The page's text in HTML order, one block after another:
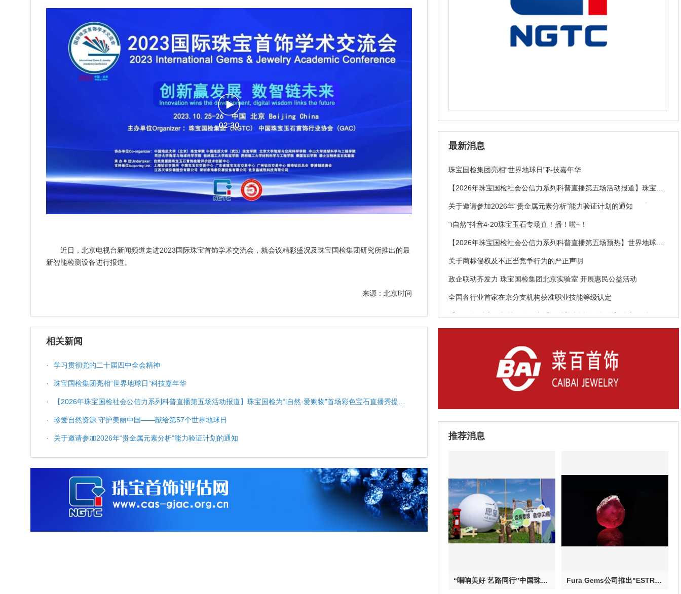
近日，北京电视台新闻频道走进2023国际珠宝首饰学术交流会，就会议精彩盛况及珠宝国检集团研究所推出的最
新智能检测设备进行报道。
来源：北京时间
相关新闻
· 学习贯彻党的二十届四中全会精神
· 珠宝国检集团亮相“世界地球日”科技嘉年华
· 【2026年珠宝国检社会公信力系列科普直播第五场活动报道】珠宝国检为“i自然·爱购物”首场彩色宝石直播秀提供
科普服务与质量保障
· 珍爱自然资源 守护美丽中国——献给第57个世界地球日
· 关于邀请参加2026年“贵金属元素分析”能力验证计划的通知
最新消息
珠宝国检集团亮相“世界地球日”科技嘉年华
【2026年珠宝国检社会公信力系列科普直播第五场活动报道】珠宝国
检为“i自然·爱购物”首场彩色宝石直播秀提供科普服务与质量保障
关于邀请参加2026年“贵金属元素分析”能力验证计划的通知
“i自然”抖音4·20珠宝玉石专场直！播！啦~！
【2026年珠宝国检社会公信力系列科普直播第五场预热】世界地球日
珍爱地球宝藏 守护消费信心
关于商标侵权及不正当竞争行为的严正声明
政企联动齐发力 珠宝国检集团北京实验室 开展惠民公益活动
全国各行业首家在京分支机构获准职业技能等级认定
推荐消息
“唱响美好 艺路同行”中国珠宝公益校园音乐季——大山里的星空音乐会在云南鲁甸浪漫上演 Fura Gems公司推出"ESTRELA DE FURA”